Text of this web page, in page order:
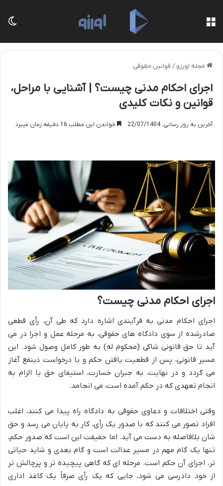
مجله اورزو / قوانین حقوقی
اجرای احکام مدنی چیست؟ | آشنایی با مراحل،
قوانین و نکات کلیدی
آخرین به روز رسانی: 22/07/1404 خواندن این مطلب 16 دقیقه زمان میبرد
اجرای احکام مدنی چیست؟
اجرای احکام مدنی به فرآیندی اشاره دارد که طی آن، رأی قطعی
صادرشده از سوی دادگاه های حقوقی، به مرحله عمل و اجرا در می
آید تا حق قانونی شاکی (محکوم له) به طور کامل وصول شود. این
مسیر قانونی، پس از قطعیت یافتن حکم و با درخواست ذینفع آغاز
می گردد و در نهایت، به جبران خسارت، استیفای حق یا الزام به
انجام تعهدی که در حکم آمده است، می انجامد.
وقتی اختلافات و دعاوی حقوقی به دادگاه راه پیدا می کنند، اغلب
افراد تصور می کنند که با صدور یک رأی، کار به پایان می رسد و حق
شان بلافاصله به دست می آید. اما حقیقت این است که صدور حکم،
تنها یک گام مهم در مسیر عدالت است و گام بعدی و شاید حیاتی
تر، اجرای آن حکم است. مرحله ای که گاهی پیچیده تر و پرچالش تر
از خود دادرسی می شود، جایی که یک رأی صرفاً یک کاغذ اداری